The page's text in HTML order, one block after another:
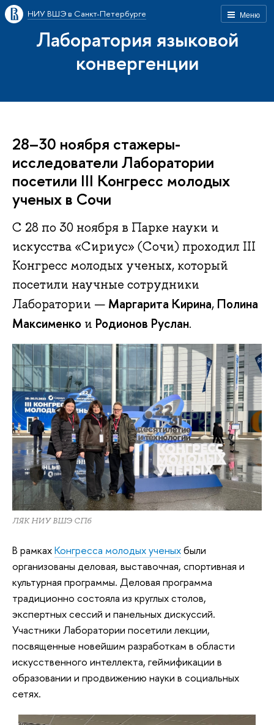
Меню
НИУ ВШЭ в Санкт-Петербурге
Лаборатория языковой
конвергенции
28–30 ноября стажеры-
исследователи Лаборатории
посетили III Конгресс молодых
ученых в Сочи
С 28 по 30 ноября в Парке науки и
искусства «Сириус» (Сочи) проходил III
Конгресс молодых ученых, который
посетили научные сотрудники
Лаборатории — Маргарита Кирина, Полина
Максименко и Родионов Руслан.
ЛЯК НИУ ВШЭ СПб
В рамкахКонгресса молодых ученыхбыли
организованы деловая, выставочная, спортивная и
культурная программы. Деловая программа
традиционно состояла из круглых столов,
экспертных сессий и панельных дискуссий.
Участники Лаборатории посетили лекции,
посвященные новейшим разработкам в области
искусственного интеллекта, геймификации в
образовании и продвижению науки в социальных
сетях.